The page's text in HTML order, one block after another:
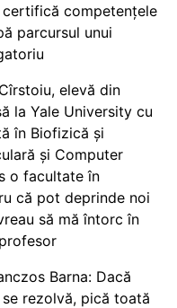
certifică competențele
parcursul unui
elevă din
la Yale University cu
în Biofizică și
și Computer
o facultate în
că pot deprinde noi
să mă întorc în
Barna: Dacă
rezolvă, pică toată